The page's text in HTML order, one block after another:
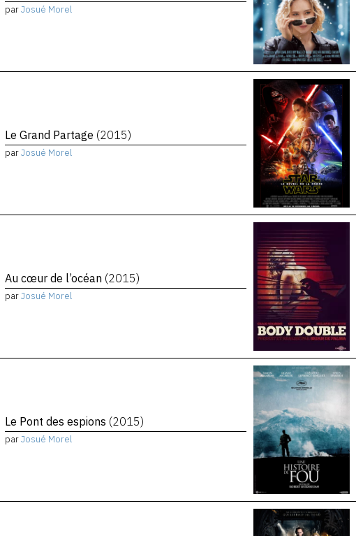
parJosué Morel
Le Grand Partage (2015)
parJosué Morel
Au cœur de l’océan (2015)
parJosué Morel
Le Pont des espions (2015)
parJosué Morel